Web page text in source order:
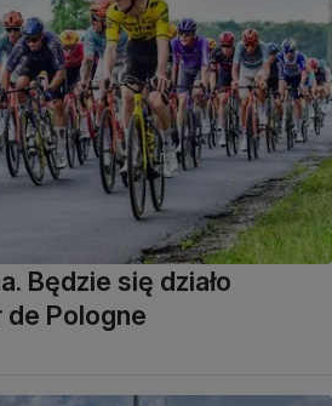
Będzie się działo
Pologne